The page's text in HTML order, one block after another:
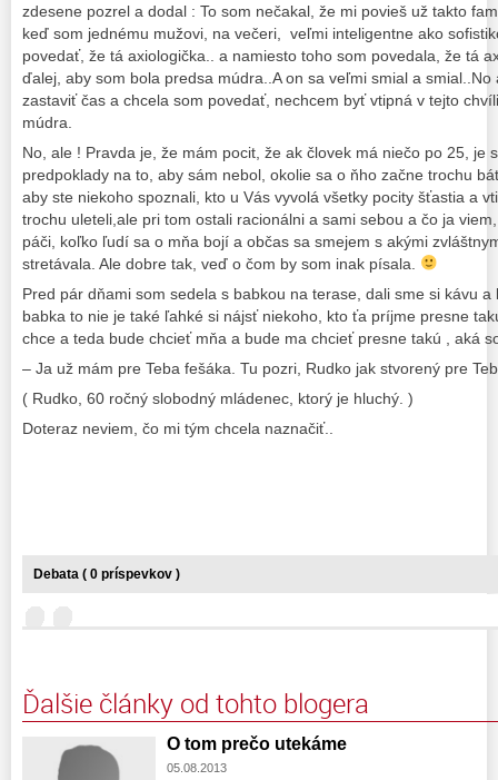
zdesene pozrel a dodal : To som nečakal, že mi povieš už takto
keď som jednému mužovi, na večeri, veľmi inteligentne ako
povedať, že tá axiologička.. a namiesto toho som povedala, že tá
ďalej, aby som bola predsa múdra..A on sa veľmi smial a
zastaviť čas a chcela som povedať, nechcem byť vtipná v tejto
múdra.
No, ale ! Pravda je, že mám pocit, že ak človek má niečo po 25, je
predpoklady na to, aby sám nebol, okolie sa o ňho začne trochu
aby ste niekoho spoznali, kto u Vás vyvolá všetky pocity šťastia a
trochu uleteli,ale pri tom ostali racionálni a sami sebou a čo ja
páči, koľko ľudí sa o mňa bojí a občas sa smejem s akými
stretávala. Ale dobre tak, veď o čom by som inak písala.
Pred pár dňami som sedela s babkou na terase, dali sme si kávu
babka to nie je také ľahké si nájsť niekoho, kto ťa príjme presne
chce a teda bude chcieť mňa a bude ma chcieť presne takú , aká
– Ja už mám pre Teba fešáka. Tu pozri, Rudko jak stvorený pre
( Rudko, 60 ročný slobodný mládenec, ktorý je hluchý. )
Doteraz neviem, čo mi tým chcela naznačiť..
Debata ( 0 príspevkov )
Ďalšie články od tohto blogera
O tom prečo utekáme
05.08.2013